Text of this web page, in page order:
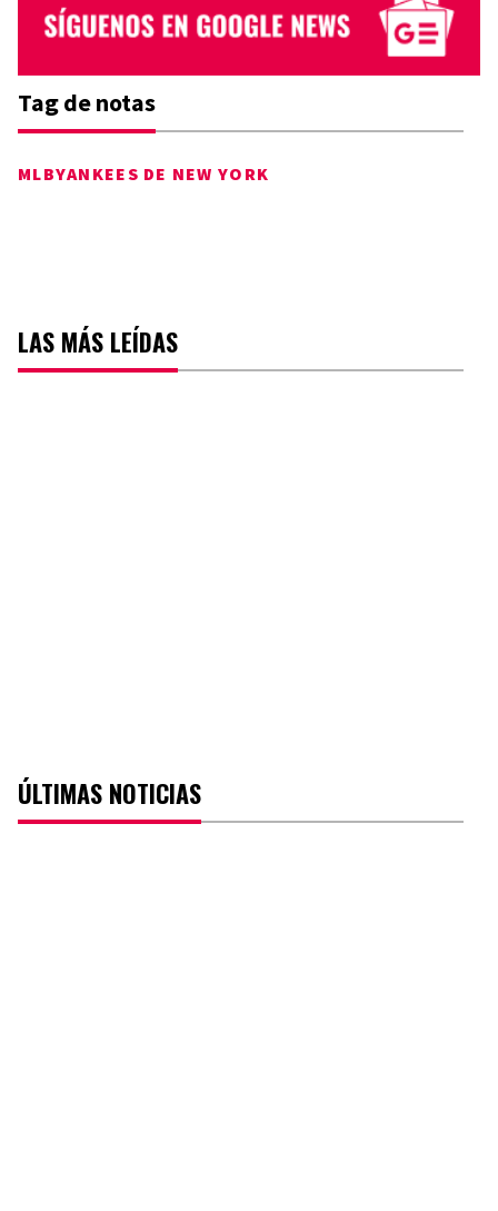
Tag de notas
MLBYANKEES DE NEW YORK
LAS MÁS LEÍDAS
ÚLTIMAS NOTICIAS